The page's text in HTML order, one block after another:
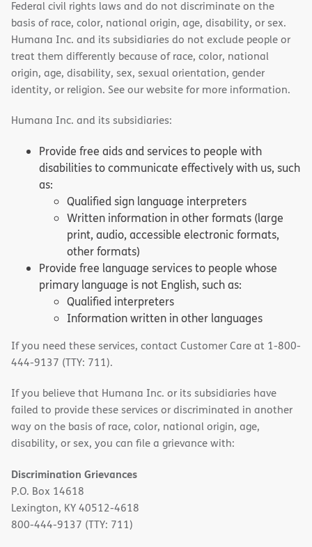
Federal civil rights laws and do not discriminate on the
basis of race, color, national origin, age, disability, or sex.
Humana Inc. and its subsidiaries do not exclude people or
treat them differently because of race, color, national
origin, age, disability, sex, sexual orientation, gender
identity, or religion. See our website for more information.
Humana Inc. and its subsidiaries:
Provide free aids and services to people with
disabilities to communicate effectively with us, such
as:
Qualified sign language interpreters
Written information in other formats (large
print, audio, accessible electronic formats,
other formats)
Provide free language services to people whose
primary language is not English, such as:
Qualified interpreters
Information written in other languages
If you need these services, contact Customer Care at 1-800-
444-9137 (TTY: 711).
If you believe that Humana Inc. or its subsidiaries have
failed to provide these services or discriminated in another
way on the basis of race, color, national origin, age,
disability, or sex, you can file a grievance with:
Discrimination Grievances
P.O. Box 14618
Lexington, KY 40512-4618
800-444-9137 (TTY: 711)